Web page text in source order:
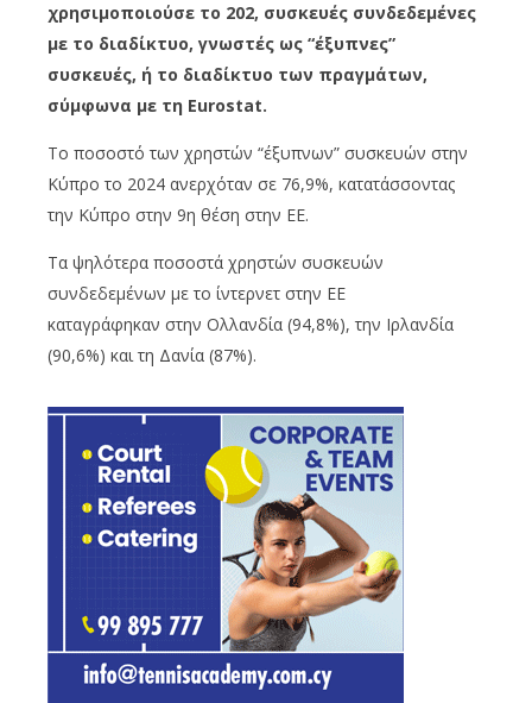
χρησιμοποιούσε το 202, συσκευές συνδεδεμένες
με το διαδίκτυο, γνωστές ως “έξυπνες”
συσκευές, ή το διαδίκτυο των πραγμάτων,
σύμφωνα με τη Eurostat.
Το ποσοστό των χρηστών “έξυπνων” συσκευών στην
Κύπρο το 2024 ανερχόταν σε 76,9%, κατατάσσοντας
την Κύπρο στην 9η θέση στην ΕΕ.
Τα ψηλότερα ποσοστά χρηστών συσκευών
συνδεδεμένων με το ίντερνετ στην ΕΕ
καταγράφηκαν στην Ολλανδία (94,8%), την Ιρλανδία
(90,6%) και τη Δανία (87%).